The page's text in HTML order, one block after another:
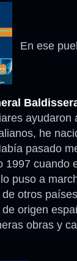
En ese
ayudaron
he
pasado
1997 cuando
lo puso a
otros
origen
obras y